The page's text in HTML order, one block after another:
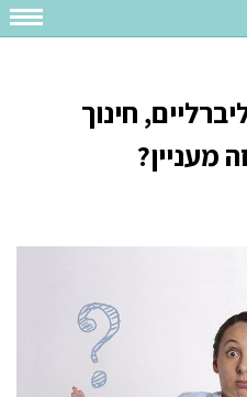
חינוך
מעניין?